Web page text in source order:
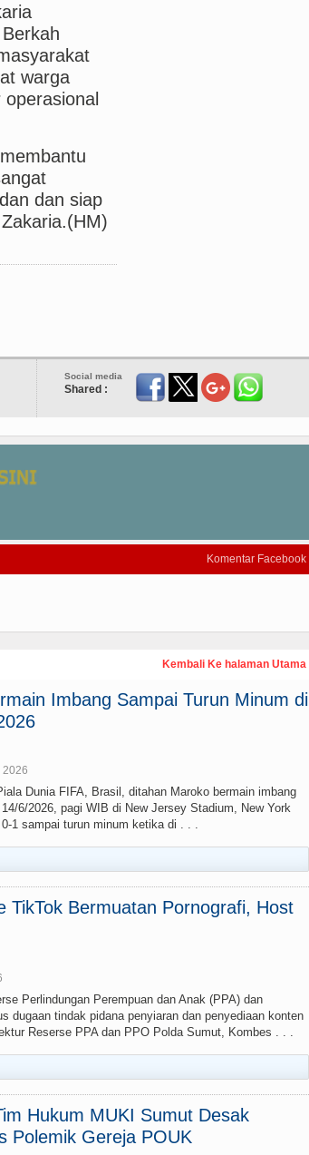
warga
dan siap
Social media
Shared :
Komentar Facebook
Kembali Ke halaman Utama
Imbang Sampai Turun Minum di
2026
Dunia FIFA, Brasil, ditahan Maroko bermain imbang
6/2026, pagi WIB di New Jersey Stadium, New York
1 sampai turun minum ketika di . . .
TikTok Bermuatan Pornografi, Host
Perlindungan Perempuan dan Anak (PPA) dan
dugaan tindak pidana penyiaran dan penyediaan konten
Reserse PPA dan PPO Polda Sumut, Kombes . . .
Hukum MUKI Sumut Desak
Polemik Gereja POUK